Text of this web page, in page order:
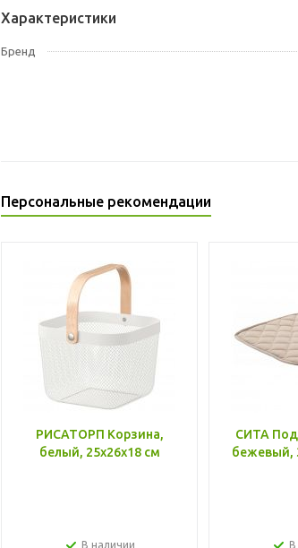
Характеристики
Бренд
Персональные рекомендации
РИСАТОРП Корзина,
белый, 25x26x18 см
В наличии
СИТА
бежевый,
В